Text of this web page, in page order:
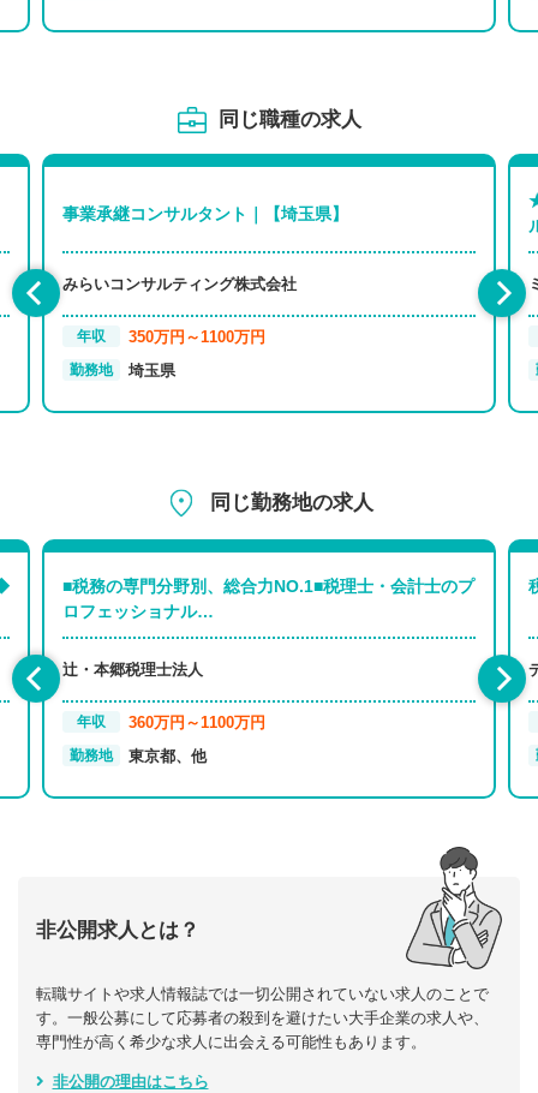
同じ職種の求人
事業承継コンサルタント｜【埼玉県】
みらいコンサルティング株式会社
年収 350万円～1100万円
勤務地 埼玉県
同じ勤務地の求人
■税務の専門分野別、総合力NO.1■税理士・会計士のプ
ロフェッショナル…
辻・本郷税理士法人
年収 360万円～1100万円
勤務地 東京都、他
非公開求人とは？
転職サイトや求人情報誌では一切公開されていない求人のことで
す。一般公募にして応募者の殺到を避けたい大手企業の求人や、
専門性が高く希少な求人に出会える可能性もあります。
非公開の理由はこちら